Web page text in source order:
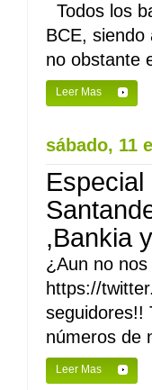
Todos los
BCE, siendo
no obstante
Leer Mas
sábado, 11
,Bankia
¿Aun no
https://
seguidores!!
números de
Leer Mas